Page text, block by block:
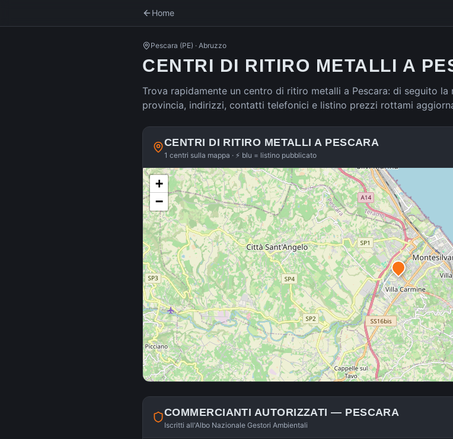
Home
Pescara (PE) · Abruzzo
CENTRI DI RITIRO METALLI A
Trova rapidamente un centro di ritiro metalli a Pescara: di seguito
provincia, indirizzi, contatti telefonici e listino prezzi rottami
CENTRI DI RITIRO METALLI A PESCARA
1 centri sulla mappa · ⚡ blu = listino pubblicato
+
−
COMMERCIANTI AUTORIZZATI — PESCARA
Iscritti all'Albo Nazionale Gestori Ambientali